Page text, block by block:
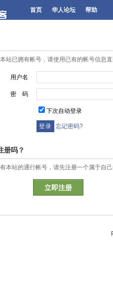
首页 华人论坛 帮助
站已拥有帐号，请使用已有的帐号信息
用户名
密 码
下次自动登录
忘记密码?
册吗？
本站的通行帐号，请先注册一个属于自己
立即注册